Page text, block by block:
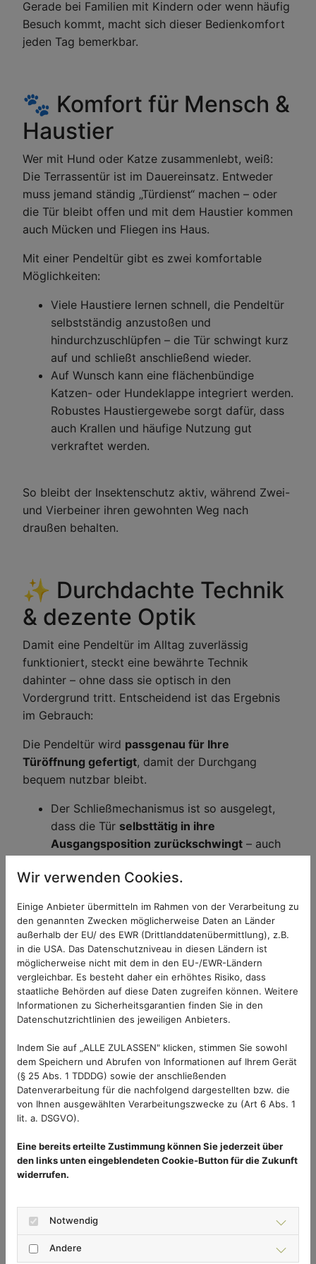
Gerade bei Familien mit Kindern oder wenn häufig
Besuch kommt, macht sich dieser Bedienkomfort
jeden Tag bemerkbar.
🐾 Komfort für Mensch &
Haustier
Wer mit Hund oder Katze zusammenlebt, weiß:
Die Terrassentür ist im Dauereinsatz. Entweder
muss jemand ständig „Türdienst“ machen – oder
die Tür bleibt offen und mit dem Haustier kommen
auch Mücken und Fliegen ins Haus.
Mit einer Pendeltür gibt es zwei komfortable
Möglichkeiten:
Viele Haustiere lernen schnell, die Pendeltür
selbstständig anzustoßen und
hindurchzuschlüpfen – die Tür schwingt kurz
auf und schließt anschließend wieder.
Auf Wunsch kann eine flächenbündige
Katzen- oder Hundeklappe integriert werden.
Robustes Haustiergewebe sorgt dafür, dass
auch Krallen und häufige Nutzung gut
verkraftet werden.
So bleibt der Insektenschutz aktiv, während Zwei-
und Vierbeiner ihren gewohnten Weg nach
draußen behalten.
✨ Durchdachte Technik
& dezente Optik
Damit eine Pendeltür im Alltag zuverlässig
funktioniert, steckt eine bewährte Technik
dahinter – ohne dass sie optisch in den
Vordergrund tritt. Entscheidend ist das Ergebnis
im Gebrauch:
Die Pendeltür wird passgenau für Ihre
Türöffnung gefertigt, damit der Durchgang
bequem nutzbar bleibt.
Der Schließmechanismus ist so ausgelegt,
dass die Tür selbsttätig in ihre
Ausgangsposition zurückschwingt – auch
Das Insektenschutzgewebe bietet
bleiben Insekten draußen. Besonders feine
Gewebe fallen im Alltag kaum auf.
Bei Bedarf lässt sich die Pendeltür zur
Grundreinigung oder für Arbeiten an der Tür
einfach aushängen und wieder einsetzen.
Produktseite zur Insektenschutz-Pendeltür.
💴 Winterrabatt &
Saisonauftakt-Rabatt auf
Insektenschutzelemente
nächste Saison schicken:
Bis31.01.2026erhalten Sie10 %
Wir verwenden Cookies.
Einige Anbieter übermitteln im Rahmen von der Verarbeitung zu
den genannten Zwecken möglicherweise Daten an Länder
außerhalb der EU/ des EWR (Drittlanddatenübermittlung), z.B.
in die USA. Das Datenschutzniveau in diesen Ländern ist
möglicherweise nicht mit dem in den EU-/EWR-Ländern
vergleichbar. Es besteht daher ein erhöhtes Risiko, dass
staatliche Behörden auf diese Daten zugreifen können. Weitere
Informationen zu Sicherheitsgarantien finden Sie in den
Datenschutzrichtlinien des jeweiligen Anbieters.
Indem Sie auf „ALLE ZULASSEN" klicken, stimmen Sie sowohl
dem Speichern und Abrufen von Informationen auf Ihrem Gerät
(§ 25 Abs. 1 TDDDG) sowie der anschließenden
Datenverarbeitung für die nachfolgend dargestellten bzw. die
von Ihnen ausgewählten Verarbeitungszwecke zu (Art 6 Abs. 1
lit. a. DSGVO).
Eine bereits erteilte Zustimmung können Sie jederzeit über
den links unten eingeblendeten Cookie-Button für die Zukunft
widerrufen.
Notwendig
Andere